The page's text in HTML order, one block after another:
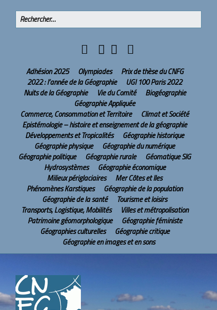
Adhésion 2025 Olympiades
Prix de thèse du CNFG
2022 : l’année de la Géographie
UGI 100 Paris 2022
Nuits de la Géographie
Vie du Comité
Biogéographie
Géographie Appliquée
Commerce, Consommation et Territoire
Climat et Société
Epistémologie – histoire et enseignement de la géographie
Développements et Tropicalités
Géographie historique
Géographie physique
Géographie du numérique
Géographie politique
Géographie rurale
Géomatique SIG
Hydrosystèmes
Géographie économique
Milieux périglaciaires
Mer Côtes et Iles
Phénomènes Karstiques
Géographie de la population
Géographie de la santé
Tourisme et loisirs
Transports, Logistique, Mobilités
Villes et métropolisation
Patrimoine géomorphologique
Géographie féministe
Géographies culturelles
Géographie critique
Géographie en images et en sons